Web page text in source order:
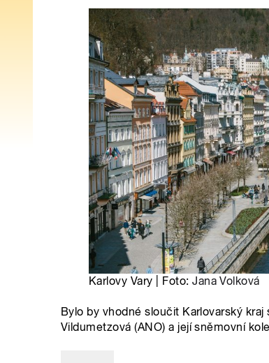
Karlovy Vary | Foto:Jana Volková
Bylo by vhodné sloučit Karlovarský
Vildumetzová (ANO) a její sněmovní